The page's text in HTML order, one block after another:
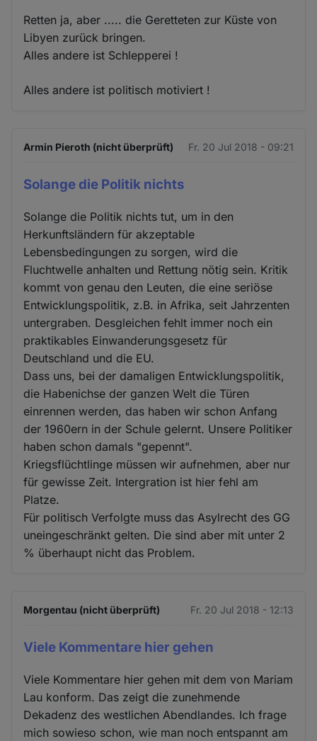
Retten ja, aber ..... die Geretteten zur Küste von
Libyen zurück bringen.
Alles andere ist Schlepperei !
Alles andere ist politisch motiviert !
Armin Pieroth (nicht überprüft) Fr. 20 Jul 2018 - 09:21
Solange die Politik nichts
Solange die Politik nichts tut, um in den
Herkunftsländern für akzeptable
Lebensbedingungen zu sorgen, wird die
Fluchtwelle anhalten und Rettung nötig sein. Kritik
kommt von genau den Leuten, die eine seriöse
Entwicklungspolitik, z.B. in Afrika, seit Jahrzenten
untergraben. Desgleichen fehlt immer noch ein
praktikables Einwanderungsgesetz für
Deutschland und die EU.
Dass uns, bei der damaligen Entwicklungspolitik,
die Habenichse der ganzen Welt die Türen
einrennen werden, das haben wir schon Anfang
der 1960ern in der Schule gelernt. Unsere Politiker
haben schon damals "gepennt".
Kriegsflüchtlinge müssen wir aufnehmen, aber nur
für gewisse Zeit. Intergration ist hier fehl am
Platze.
Für politisch Verfolgte muss das Asylrecht des GG
uneingeschränkt gelten. Die sind aber mit unter 2
% überhaupt nicht das Problem.
Morgentau (nicht überprüft) Fr. 20 Jul 2018 - 12:13
Viele Kommentare hier gehen
Viele Kommentare hier gehen mit dem von Mariam
Lau konform. Das zeigt die zunehmende
Dekadenz des westlichen Abendlandes. Ich frage
mich sowieso schon, wie man noch entspannt am